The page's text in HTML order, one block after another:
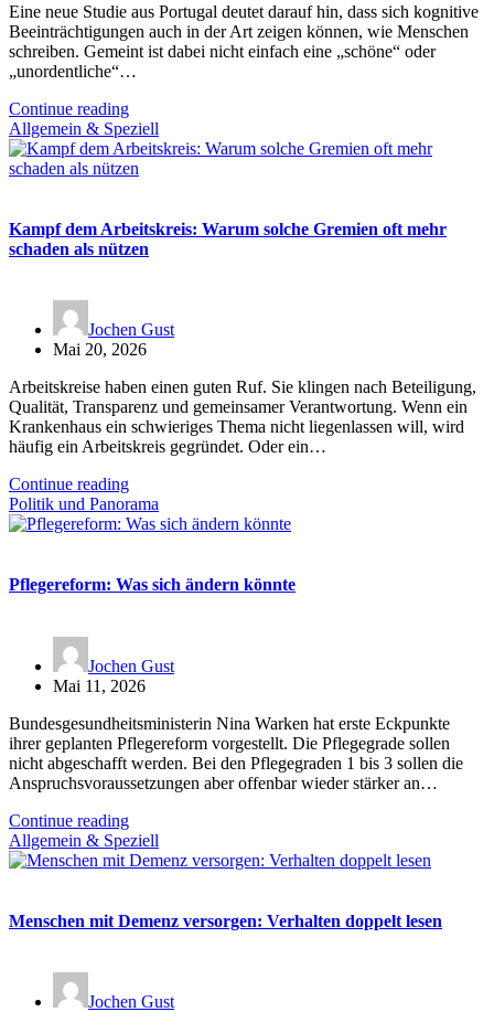
Eine neue Studie aus Portugal deutet darauf hin, dass sich kognitive
Beeinträchtigungen auch in der Art zeigen können, wie Menschen
schreiben. Gemeint ist dabei nicht einfach eine „schöne“ oder
„unordentliche“…
Continue reading
Allgemein & Speziell
Kampf dem Arbeitskreis: Warum solche Gremien oft mehr
schaden als nützen
Jochen Gust
Mai 20, 2026
Arbeitskreise haben einen guten Ruf. Sie klingen nach Beteiligung,
Qualität, Transparenz und gemeinsamer Verantwortung. Wenn ein
Krankenhaus ein schwieriges Thema nicht liegenlassen will, wird
häufig ein Arbeitskreis gegründet. Oder ein…
Continue reading
Politik und Panorama
Pflegereform: Was sich ändern könnte
Jochen Gust
Mai 11, 2026
Bundesgesundheitsministerin Nina Warken hat erste Eckpunkte
ihrer geplanten Pflegereform vorgestellt. Die Pflegegrade sollen
nicht abgeschafft werden. Bei den Pflegegraden 1 bis 3 sollen die
Anspruchsvoraussetzungen aber offenbar wieder stärker an…
Continue reading
Allgemein & Speziell
Menschen mit Demenz versorgen: Verhalten doppelt lesen
Jochen Gust